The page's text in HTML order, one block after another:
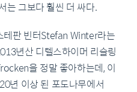
는 그보다 훨씬 더 싸다.
테판 빈터Stefan Winter라는
년산 디텔스하이머 리슬링
을 정말 좋아하는데, 이
년 이상 된 포도나무에서